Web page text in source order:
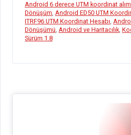
k
p
m
Android 6 derece UTM koordinat
Dönüşüm, Android ED50 UTM
ITRF96 UTM Koordinat Hesabı,
Dönüşümü, Android ve Haritacılık,
Sürüm 1.8